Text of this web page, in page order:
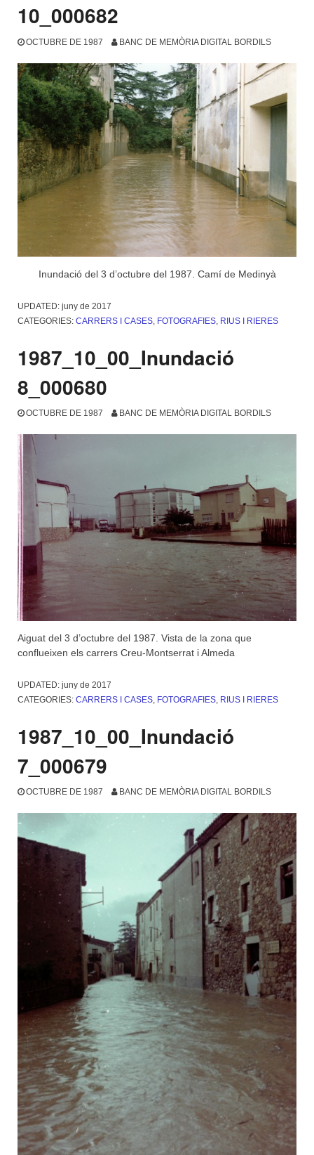
10_000682
OCTUBRE DE 1987 BANC DE MEMÒRIA DIGITAL BORDILS
Inundació del 3 d’octubre del 1987. Camí de Medinyà
UPDATED: juny de 2017
CATEGORIES: CARRERS I CASES, FOTOGRAFIES, RIUS I RIERES
1987_10_00_Inundació
8_000680
OCTUBRE DE 1987 BANC DE MEMÒRIA DIGITAL BORDILS
Aiguat del 3 d’octubre del 1987. Vista de la zona que
conflueixen els carrers Creu-Montserrat i Almeda
UPDATED: juny de 2017
CATEGORIES: CARRERS I CASES, FOTOGRAFIES, RIUS I RIERES
1987_10_00_Inundació
7_000679
OCTUBRE DE 1987 BANC DE MEMÒRIA DIGITAL BORDILS